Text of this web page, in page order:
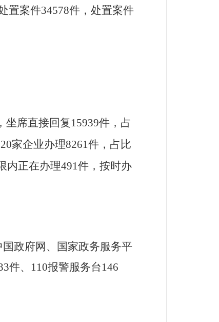
置案件34578件，处置案件
坐席直接回复15939件，占
20家企业办理8261件，占比
内正在办理491件， 按时办
国政府网、国家政务服务平
件、 110报警服务台146